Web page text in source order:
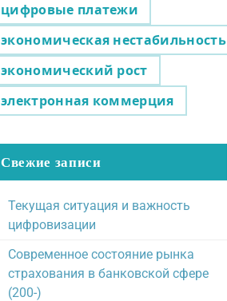
цифровые платежи
экономическая нестабильность
экономический рост
электронная коммерция
Свежие записи
Текущая ситуация и важность
цифровизации
Современное состояние рынка
страхования в банковской сфере
(200-)